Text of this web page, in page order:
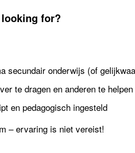
for?
secundair onderwijs (of
te dragen en anderen te
en pedagogisch ingesteld
– ervaring is niet vereist!